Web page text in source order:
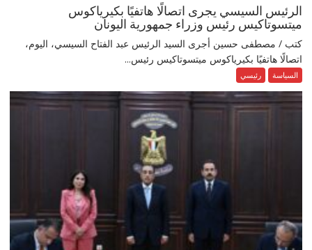
الرئيس السيسي يجرى اتصالًا هاتفيًا بكيرياكوس
ميتسوتاكيس رئيس وزراء جمهورية اليونان
كتب / مصطفى حسين أجرى السيد الرئيس عبد الفتاح السيسي، اليوم،
اتصالًا هاتفيًا بكيرياكوس ميتسوتاكيس رئيس...
السياسة رئيسي